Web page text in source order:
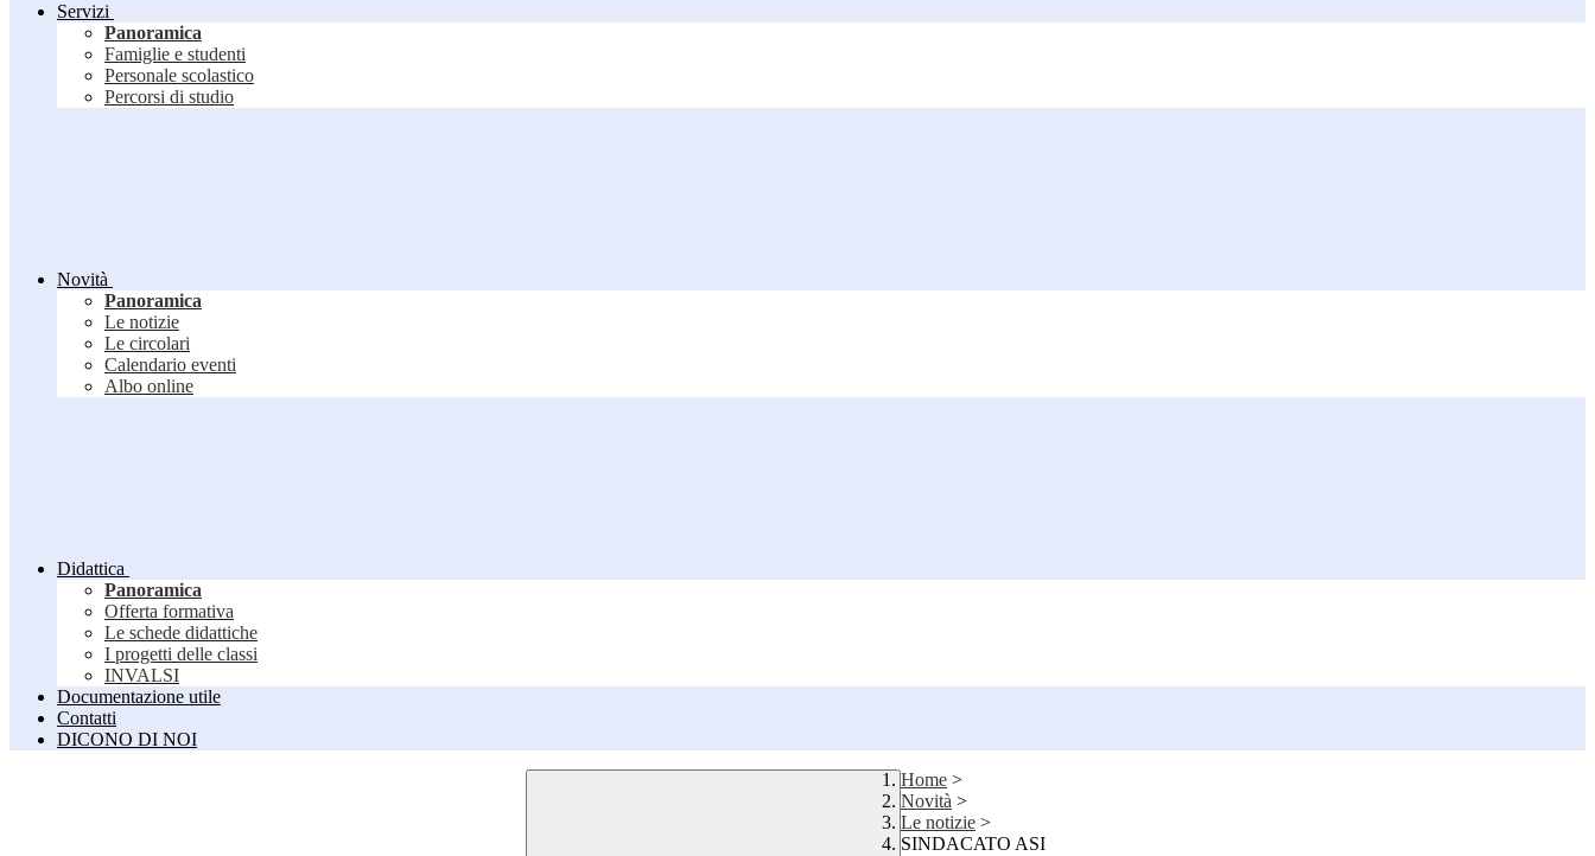
Servizi
Panoramica
Famiglie e studenti
Personale scolastico
Percorsi di studio
Novità
Panoramica
Le notizie
Le circolari
Calendario eventi
Albo online
Didattica
Panoramica
Offerta formativa
Le schede didattiche
I progetti delle classi
INVALSI
Documentazione utile
Contatti
DICONO DI NOI
Home >
Novità >
Le notizie >
SINDACATO ASI